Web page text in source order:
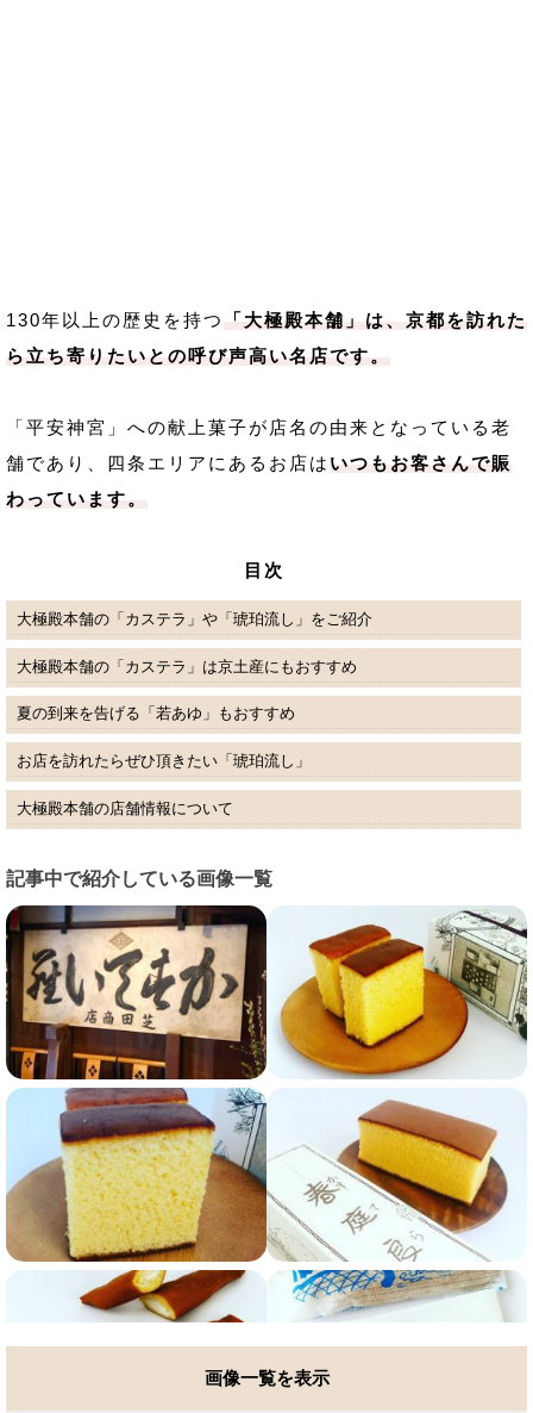
130年以上の歴史を持つ
「大極殿本舗」は、京都を訪れた
ら立ち寄りたいとの呼び声高い名店です。
「平安神宮」への献上菓子が店名の由来となっている老
舗であり、四条エリアにあるお店は いつもお客さんで賑
わっています。
目次
大極殿本舗の「カステラ」や「琥珀流し」をご紹介
大極殿本舗の「カステラ」は京土産にもおすすめ
夏の到来を告げる「若あゆ」もおすすめ
お店を訪れたらぜひ頂きたい「琥珀流し」
大極殿本舗の店舗情報について
記事中で紹介している画像一覧
画像一覧を表示